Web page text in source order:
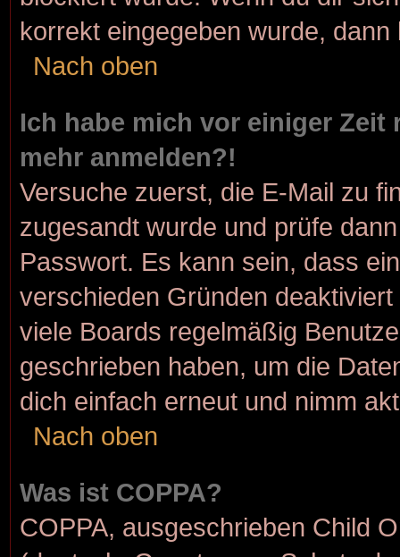
korrekt eingegeben wurde,
Nach oben
Ich habe mich vor einiger
mehr anmelden?!
Versuche zuerst, die E-Mail zu
zugesandt wurde und prüfe
Passwort. Es kann sein, dass
verschieden Gründen
viele Boards regelmäßig
geschrieben haben, um die
dich einfach erneut und nimm
Nach oben
Was ist COPPA?
COPPA, ausgeschrieben Child